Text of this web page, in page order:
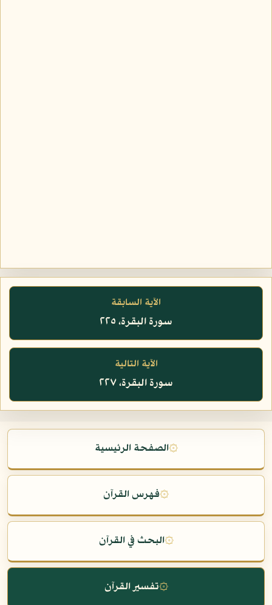
الآية السابقة
سورة البقرة، ٢٢٥
الآية التالية
سورة البقرة، ٢٢٧
۞الصفحة الرئيسية
۞فهرس القرآن
۞البحث في القرآن
۞تفسير القرآن